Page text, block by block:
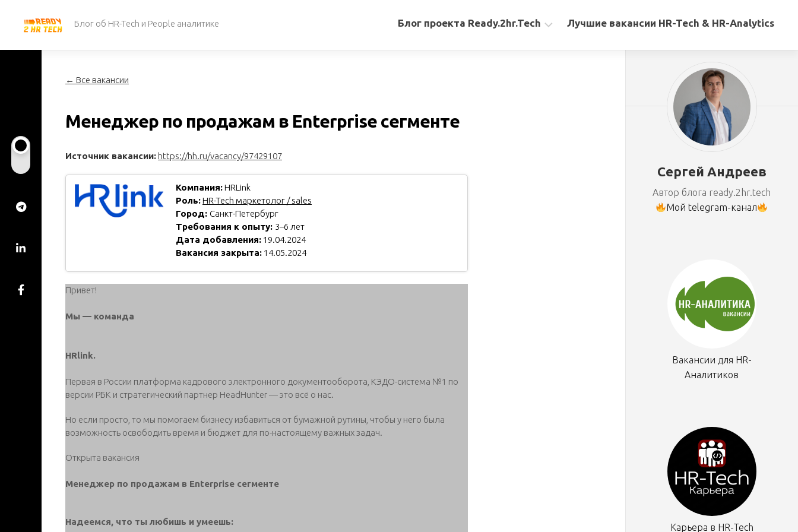
содержанию
Блог об HR-Tech и People аналитике Блог проекта Ready.2hr.Tech
Авторские
Лучшие вакансии HR-Tech & HR-Analytics
← Все вакансии
Менеджер по продажам в Enterprise сегменте
Источник вакансии: https://hh.ru/vacancy/97429107
Компания:HRLink
Роль:HR-Tech маркетолог / sales
Город: Санкт-Петербург
Требования к опыту: 3–6 лет
Дата добавления: 19.04.2024
Вакансия закрыта: 14.05.2024
Привет!
Мы — команда
HRlink.
Первая в России платформа кадрового электронного документооборота, КЭДО-система №1 по
версии РБК и стратегический партнер HeadHunter — это всё о нас.
Но если просто, то мы помогаем бизнесу избавиться от бумажной рутины, чтобы у него была
возможность освободить время и бюджет для по-настоящему важных задач.
Открыта вакансия
Менеджер по продажам в Enterprise сегменте
Надеемся, что ты любишь и умеешь:
Сергей Андреев
Автор блога ready.2hr.tech
Мой telegram-канал
Вакансии для HR-
Аналитиков
Карьера в HR-Tech